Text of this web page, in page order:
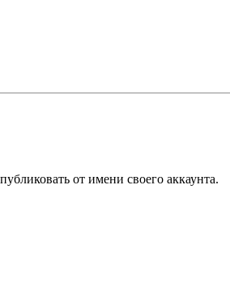
от имени своего аккаунта.